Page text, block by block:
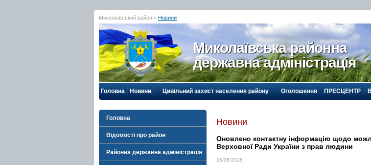
Миколаївський район » Новини
Миколаївська районна
державна адміністрація
Головна Новини Цивільний захист населення району Оголошення ПРЕСЦЕНТР
Головна
Відомості про район
Районна державна адміністрація
Новини
Оновлено контактну інформацію щодо
Верховної Ради України з прав людини
16/06/2026